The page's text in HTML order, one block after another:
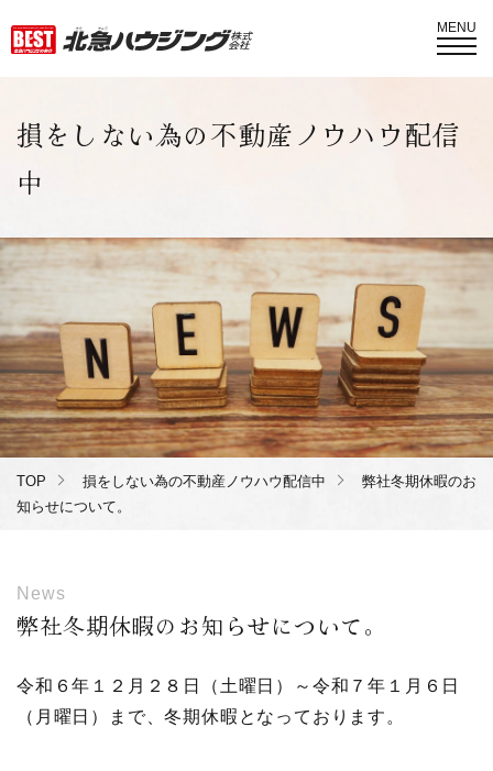
MENU
損をしない為の不動産ノウハウ配信
中
TOP 損をしない為の不動産ノウハウ配信中
弊社冬期休暇のお
知らせについて。
News
弊社冬期休暇のお知らせについて。
令和６年１２月２８日（土曜日）～令和７年１月６日
（月曜日）まで、冬期休暇となっております。